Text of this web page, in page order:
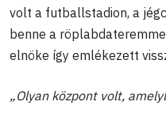
volt a futballstadion, a
benne a
elnöke így emlékezett
„Olyan központ volt,